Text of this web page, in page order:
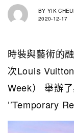
BY YIK
2020-12-17
時裝與藝術的
次Louis
Week） 舉辦
’’Temporary